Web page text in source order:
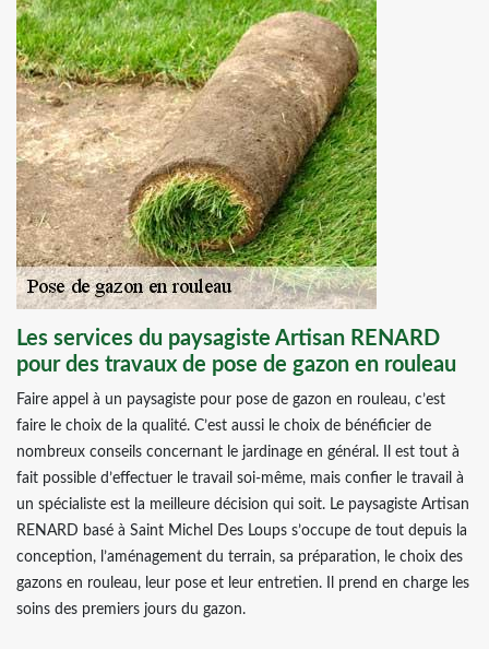
Les services du paysagiste Artisan RENARD
pour des travaux de pose de gazon en rouleau
Faire appel à un paysagiste pour pose de gazon en rouleau, c’est
faire le choix de la qualité. C’est aussi le choix de bénéficier de
nombreux conseils concernant le jardinage en général. Il est tout à
fait possible d’effectuer le travail soi-même, mais confier le travail à
un spécialiste est la meilleure décision qui soit. Le paysagiste Artisan
RENARD basé à Saint Michel Des Loups s’occupe de tout depuis la
conception, l’aménagement du terrain, sa préparation, le choix des
gazons en rouleau, leur pose et leur entretien. Il prend en charge les
soins des premiers jours du gazon.